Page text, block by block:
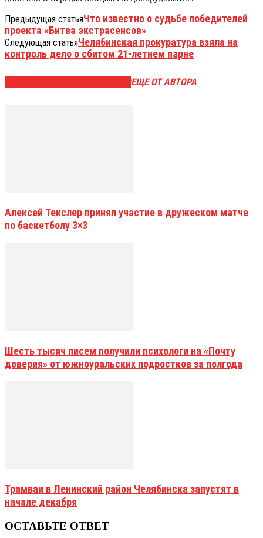
Предыдущая статьяЧто известно о судьбе победителей
проекта «Битва экстрасенсов»
Следующая статьяЧелябинская прокуратура взяла на
контроль дело о сбитом 21-летнем парне
ЕЩЕ ОТ АВТОРА
Алексей Текслер принял участие в дружеском матче
по баскетболу 3×3
Шесть тысяч писем получили психологи на «Почту
доверия» от южноуральских подростков за полгода
Трамваи в Ленинский район Челябинска запустят в
начале декабря
ОСТАВЬТЕ ОТВЕТ